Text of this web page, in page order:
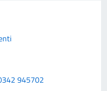
945702